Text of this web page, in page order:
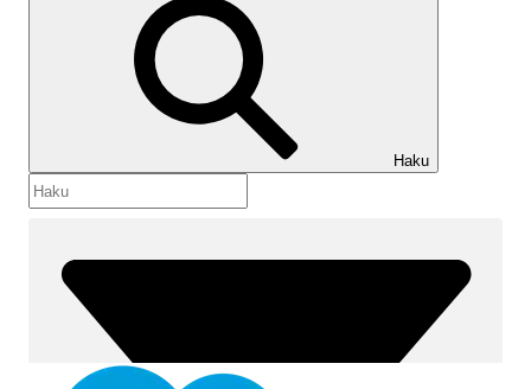
Näytä sisällysluettelo
Sisällysluettelo
Haku